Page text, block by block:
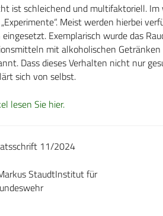
ist schleichend und multifaktoriell.
Meist werden hierbei
Exemplarisch wurde das
mit alkoholischen
Dass dieses Verhalten nicht nur
sich von selbst.
lesen Sie hier.
11/2024
StaudtInstitut für